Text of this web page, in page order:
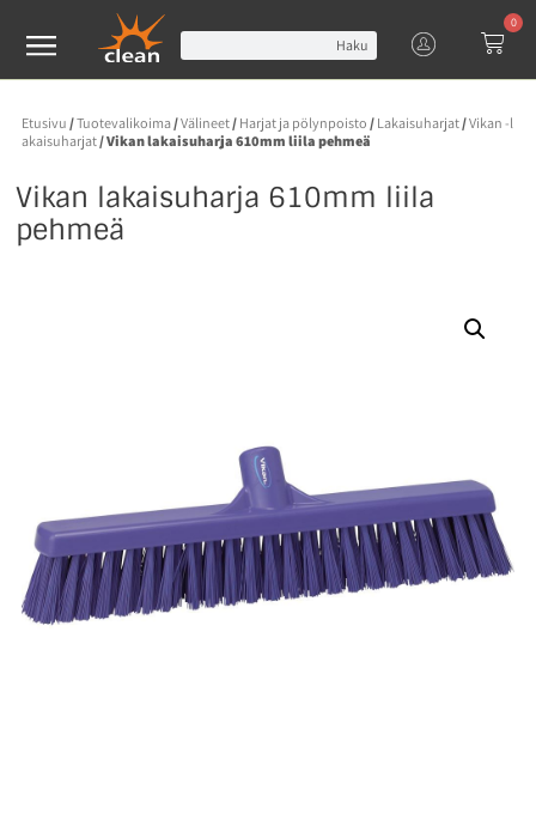
Haku
0
Etusivu /Tuotevalikoima/Välineet/ Harjat ja pölynpoisto / Lakaisuharjat/Vikan -l
akaisuharjat/ Vikan lakaisuharja 610mm liila pehmeä
Vikan lakaisuharja 610mm liila
pehmeä